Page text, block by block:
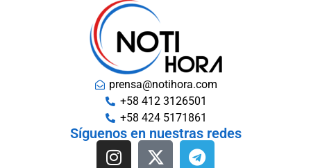
prensa@notihora.com
+58 412 3126501
+58 424 5171861
Síguenos en nuestras redes